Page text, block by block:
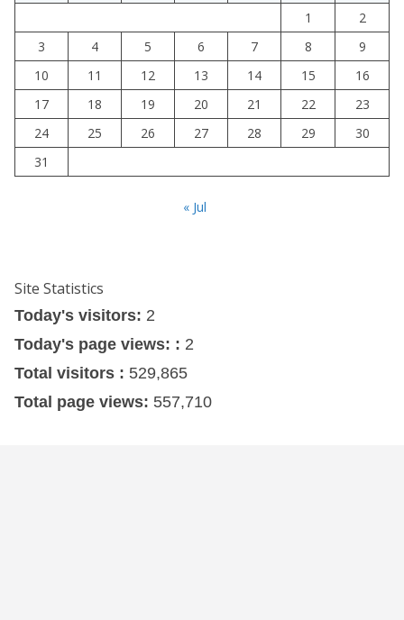
1
2
3
4 5 6 7 8
9
10
11 12 13 14 15
16
17
18 19 20 21 22
23
24
25 26 27 28 29
30
31
« Jul
Site Statistics
Today's visitors: 2
Today's page views: : 2
Total visitors : 529,865
Total page views: 557,710